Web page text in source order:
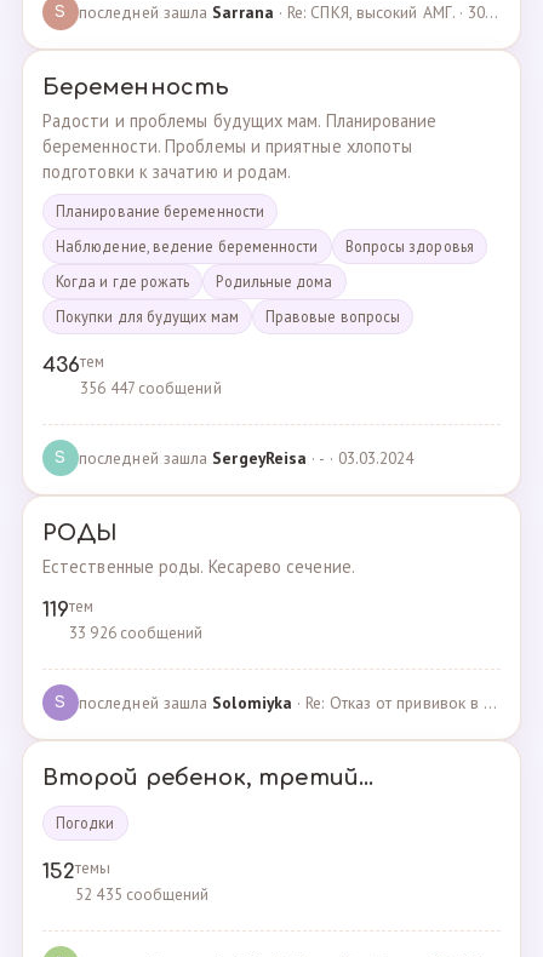
S последней зашла Sarrana · Re: СПКЯ, высокий АМГ. · 30.04.2025
Беременность
Радости и проблемы будущих мам. Планирование
беременности. Проблемы и приятные хлопоты
подготовки к зачатию и родам.
Планирование беременности
Наблюдение, ведение беременности
Вопросы здоровья
Когда и где рожать
Родильные дома
Покупки для будущих мам
Правовые вопросы
436тем
356 447 сообщений
S последней зашла SergeyReisa · - · 03.03.2024
РОДЫ
Естественные роды. Кесарево сечение.
119тем
33 926 сообщений
S последней зашла Solomiyka · Re: Отказ от прививок в роддоме · 07.05.2022
Второй ребенок, третий...
Погодки
152темы
52 435 сообщений